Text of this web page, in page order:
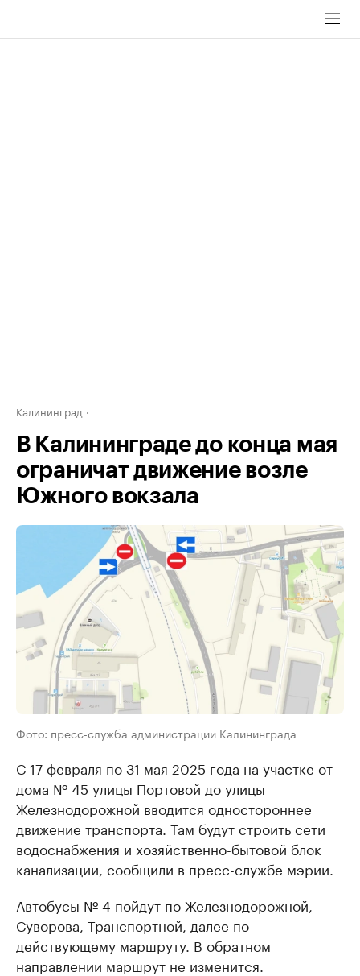
Калининград
В Калининграде до конца мая
ограничат движение возле
Южного вокзала
Фото: пресс-служба администрации Калининграда
С 17 февраля по 31 мая 2025 года на участке от
дома № 45 улицы Портовой до улицы
Железнодорожной вводится одностороннее
движение транспорта. Там будут строить сети
водоснабжения и хозяйственно-бытовой блок
канализации, сообщили в пресс-службе мэрии.
Автобусы № 4 пойдут по Железнодорожной,
Суворова, Транспортной, далее по
действующему маршруту. В обратном
направлении маршрут не изменится.